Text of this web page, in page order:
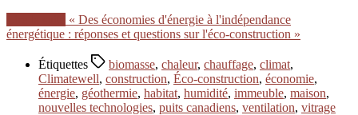
« Des économies d'énergie à l'indépendance
énergétique : réponses et questions sur l'éco-construction »
Étiquettes biomasse, chaleur, chauffage, climat,
Climatewell, construction, Éco-construction, économie,
énergie, géothermie, habitat, humidité, immeuble, maison,
nouvelles technologies, puits canadiens, ventilation, vitrage